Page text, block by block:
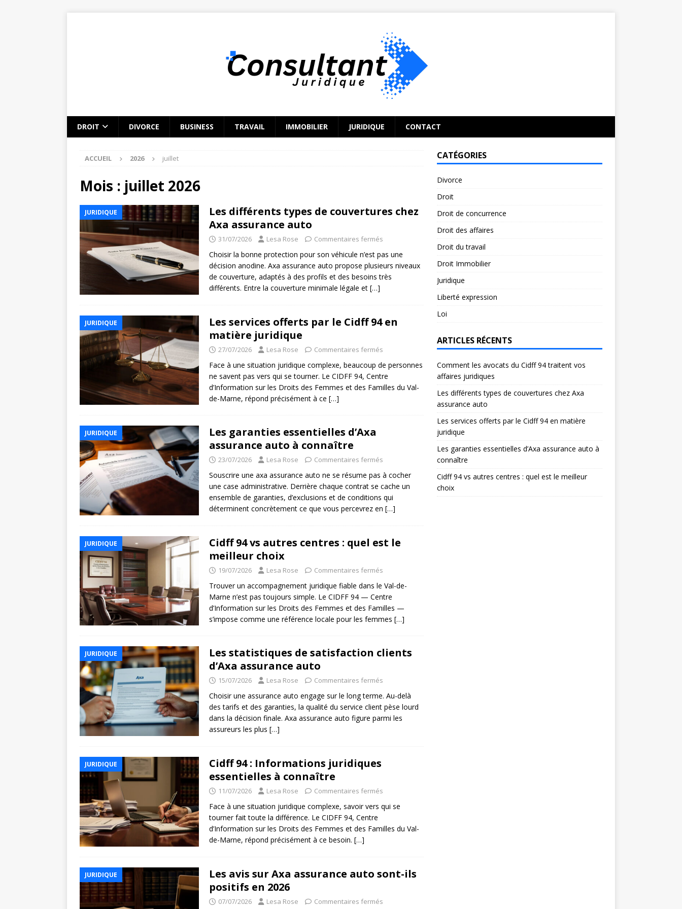
DROIT DIVORCE BUSINESS TRAVAIL IMMOBILIER JURIDIQUE CONTACT
ACCUEIL 2026 juillet
Mois : juillet 2026
JURIDIQUE
Les différents types de couvertures chez
Axa assurance auto
31/07/2026 Lesa Rose Commentaires fermés
Choisir la bonne protection pour son véhicule n’est pas une
décision anodine. Axa assurance auto propose plusieurs niveaux
de couverture, adaptés à des profils et des besoins très
différents. Entre la couverture minimale légale et […]
JURIDIQUE
Les services offerts par le Cidff 94 en
matière juridique
27/07/2026 Lesa Rose Commentaires fermés
Face à une situation juridique complexe, beaucoup de personnes
ne savent pas vers qui se tourner. Le CIDFF 94, Centre
d’Information sur les Droits des Femmes et des Familles du Val-
de-Marne, répond précisément à ce […]
JURIDIQUE
Les garanties essentielles d’Axa
assurance auto à connaître
23/07/2026 Lesa Rose Commentaires fermés
Souscrire une axa assurance auto ne se résume pas à cocher
une case administrative. Derrière chaque contrat se cache un
ensemble de garanties, d’exclusions et de conditions qui
déterminent concrètement ce que vous percevrez en […]
JURIDIQUE
Cidff 94 vs autres centres : quel est le
meilleur choix
19/07/2026 Lesa Rose Commentaires fermés
Trouver un accompagnement juridique fiable dans le Val-de-
Marne n’est pas toujours simple. Le CIDFF 94 — Centre
d’Information sur les Droits des Femmes et des Familles —
s’impose comme une référence locale pour les femmes […]
JURIDIQUE
Les statistiques de satisfaction clients
d’Axa assurance auto
15/07/2026 Lesa Rose Commentaires fermés
Choisir une assurance auto engage sur le long terme. Au-delà
des tarifs et des garanties, la qualité du service client pèse lourd
dans la décision finale. Axa assurance auto figure parmi les
assureurs les plus […]
JURIDIQUE
Cidff 94 : Informations juridiques
essentielles à connaître
11/07/2026 Lesa Rose Commentaires fermés
Face à une situation juridique complexe, savoir vers qui se
tourner fait toute la différence. Le CIDFF 94, Centre
d’Information sur les Droits des Femmes et des Familles du Val-
de-Marne, répond précisément à ce besoin. […]
JURIDIQUE
Les avis sur Axa assurance auto sont-ils
positifs en 2026
07/07/2026 Lesa Rose Commentaires fermés
CATÉGORIES
Divorce
Droit
Droit de concurrence
Droit des affaires
Droit du travail
Droit Immobilier
Juridique
Liberté expression
Loi
ARTICLES RÉCENTS
Comment les avocats du Cidff 94 traitent vos
affaires juridiques
Les différents types de couvertures chez Axa
assurance auto
Les services offerts par le Cidff 94 en matière
juridique
Les garanties essentielles d’Axa assurance auto à
connaître
Cidff 94 vs autres centres : quel est le meilleur
choix